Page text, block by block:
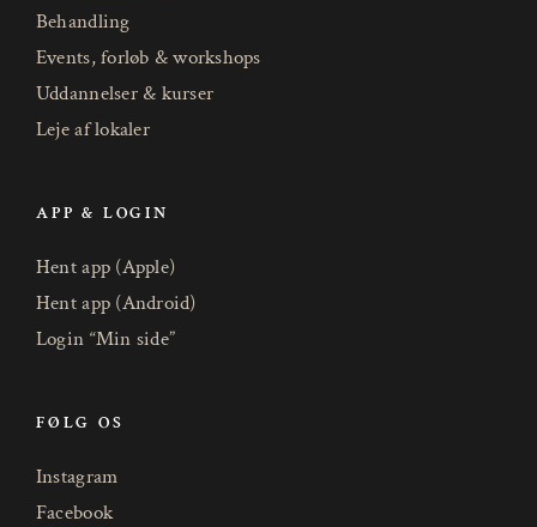
Behandling
Events, forløb & workshops
Uddannelser & kurser
Leje af lokaler
APP & LOGIN
Hent app (Apple)
Hent app (Android)
Login “Min side”
FØLG OS
Instagram
Facebook